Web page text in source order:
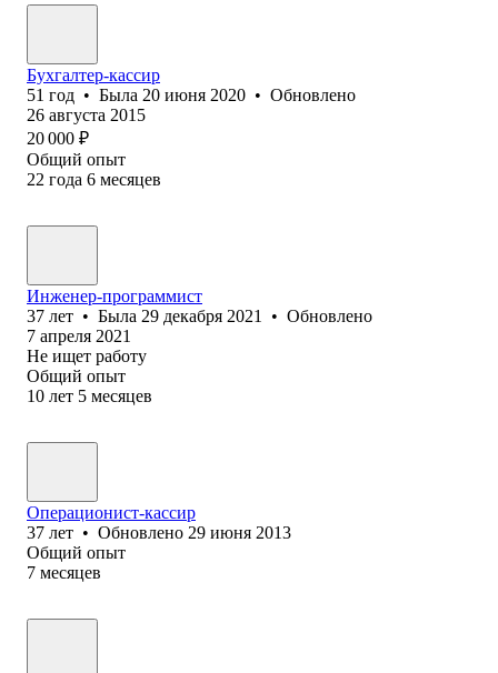
Бухгалтер-кассир
51 год • Была 20 июня 2020 • Обновлено
26 августа 2015
20 000 ₽
Общий опыт
22 года 6 месяцев
Инженер-программист
37 лет • Была 29 декабря 2021 • Обновлено
7 апреля 2021
Не ищет работу
Общий опыт
10 лет 5 месяцев
Операционист-кассир
37 лет • Обновлено 29 июня 2013
Общий опыт
7 месяцев